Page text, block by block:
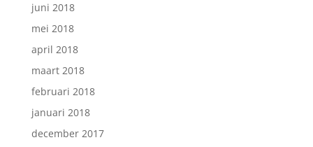
juni 2018
mei 2018
april 2018
maart 2018
februari 2018
januari 2018
december 2017